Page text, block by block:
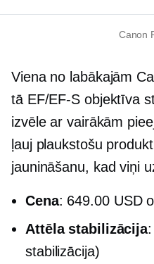
Canon
Viena no labākajām
tā EF/EF-S objektīva
izvēle ar vairākām
ļauj plaukstošu
jaunināšanu, kad viņi
Сena: 649.00 USD
Attēla stabilizācija
stabilizācija)